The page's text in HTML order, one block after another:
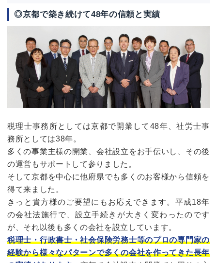
◎京都で築き続けて48年の信頼と実績
税理士事務所としては京都で開業して48年、社労士事
務所としては38年。
多くの事業主様の開業、会社設立をお手伝いし、その後
の運営もサポートして参りました。
そして京都を中心に他府県でも多くのお客様から信頼を
得て来ました。
きっと貴方様のご要望にもお応えできます。平成18年
の会社法施行で、設立手続きが大きく変わったのです
が、それ以後も多くの会社を設立しています。
税理士・行政書士・社会保険労務士等のプロの専門家の
経験から様々なパターンで多くの会社を作ってきた長年